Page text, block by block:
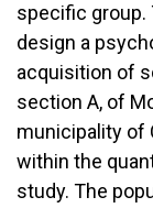
specific group.
design a
acquisition of
section A, of
municipality of
within the
study. The